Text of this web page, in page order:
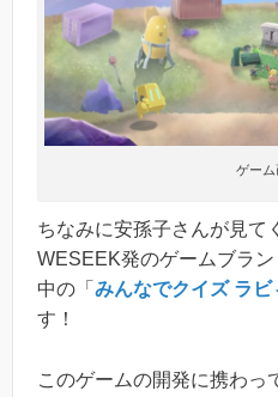
ゲーム
ちなみに安孫子さんが見て
WESEEK発のゲームブラ
中の「 みんなでクイズ ラ
す！
このゲームの開発に携わっ